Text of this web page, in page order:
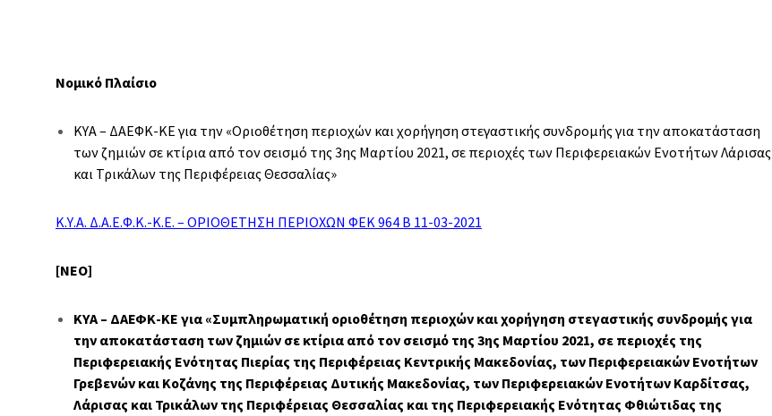
Νομικό Πλαίσιο
ΚΥΑ – ΔΑΕΦΚ-ΚΕ για την «Οριοθέτηση περιοχών και χορήγηση στεγαστικής συνδρομής για την αποκατάσταση
των ζημιών σε κτίρια από τον σεισμό της 3ης Μαρτίου 2021, σε περιοχές των Περιφερειακών Ενοτήτων Λάρισας
και Τρικάλων της Περιφέρειας Θεσσαλίας»
Κ.Υ.Α. Δ.Α.Ε.Φ.Κ.-Κ.Ε. – ΟΡΙΟΘΕΤΗΣΗ ΠΕΡΙΟΧΩΝ ΦΕΚ 964 Β 11-03-2021
[ΝΕΟ]
ΚΥΑ – ΔΑΕΦΚ-ΚΕ για «Συμπληρωματική οριοθέτηση περιοχών και χορήγηση στεγαστικής συνδρομής για
την αποκατάσταση των ζημιών σε κτίρια από τον σεισμό της 3ης Μαρτίου 2021, σε περιοχές της
Περιφερειακής Ενότητας Πιερίας της Περιφέρειας Κεντρικής Μακεδονίας, των Περιφερειακών Ενοτήτων
Γρεβενών και Κοζάνης της Περιφέρειας Δυτικής Μακεδονίας, των Περιφερειακών Ενοτήτων Καρδίτσας,
Λάρισας και Τρικάλων της Περιφέρειας Θεσσαλίας και της Περιφερειακής Ενότητας Φθιώτιδας της